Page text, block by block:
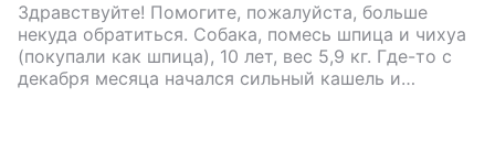
Здравствуйте! Помогите, пожалуйста, больше
некуда обратиться. Собака, помесь шпица и чихуа
(покупали как шпица), 10 лет, вес 5,9 кг. Где-то с
декабря месяца начался сильный кашель и